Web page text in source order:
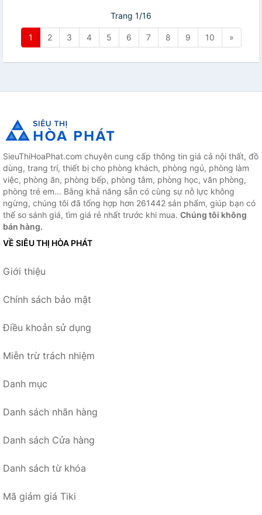
Trang 1/16
1 2 3 4 5 6 7 8 9 10 »
SieuThiHoaPhat.com chuyên cung cấp thông tin giá cả nội thất, đồ
dùng, trang trí, thiết bị cho phòng khách, phòng ngủ, phòng làm
việc, phòng ăn, phòng bếp, phòng tắm, phòng học, văn phòng,
phòng trẻ em... Bằng khả năng sẵn có cùng sự nỗ lực không
ngừng, chúng tôi đã tổng hợp hơn 261442 sản phẩm, giúp bạn có
thể so sánh giá, tìm giá rẻ nhất trước khi mua. Chúng tôi không
bán hàng.
VỀ SIÊU THỊ HÒA PHÁT
Giới thiệu
Chính sách bảo mật
Điều khoản sử dụng
Miễn trừ trách nhiệm
Danh mục
Danh sách nhãn hàng
Danh sách Cửa hàng
Danh sách từ khóa
Mã giảm giá Tiki